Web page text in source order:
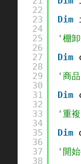
22
23
24
25
26
27
28
29
30
31
32
33
34
35
36
37
38
Dim
'棚卸
Dim
'商
Dim
'重
Dim
'開